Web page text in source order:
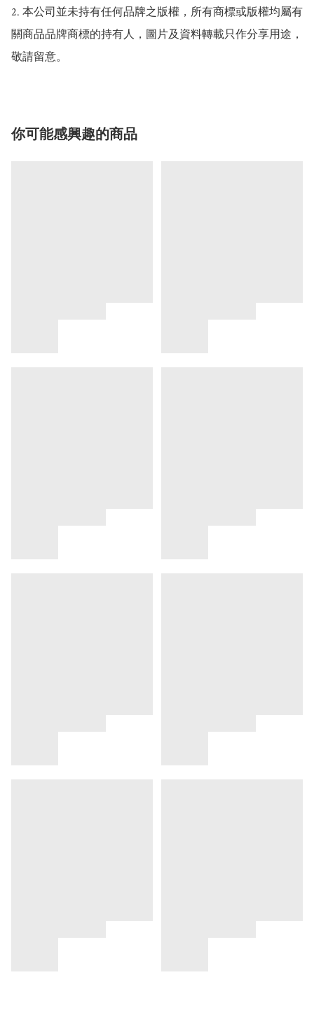
2. 本公司並未持有任何品牌之版權，所有商標或版權均屬有
關商品品牌商標的持有人，圖片及資料轉載只作分享用途，
敬請留意。
你可能感興趣的商品